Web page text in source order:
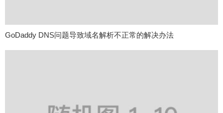
GoDaddy DNS问题导致域名解析不正常的解决办法